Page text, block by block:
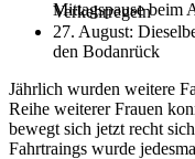
Mittagspause beim
Verkehrregeln
27. August:
den Bodanrück
Jährlich wurden weitere
Reihe weiterer Frauen
bewegt sich jetzt recht
Fahrtraings wurde